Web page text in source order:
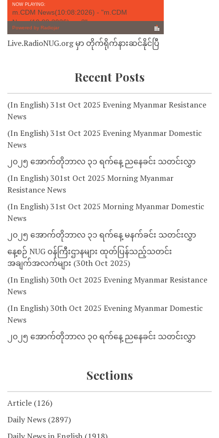
Live.RadioNUG.org မှာ တိုက်ရိုက်နားဆင်နိုင်ပြီ
Recent Posts
(In English) 31st Oct 2025 Evening Myanmar Resistance
News
(In English) 31st Oct 2025 Evening Myanmar Domestic
News
၂၀၂၅ အောက်တိုဘာလ ၃၁ ရက်နေ့ ညနေခင်း သတင်းလွှာ
(In English) 301st Oct 2025 Morning Myanmar
Resistance News
(In English) 31st Oct 2025 Morning Myanmar Domestic
News
၂၀၂၅ အောက်တိုဘာလ ၃၁ ရက်နေ့ မနက်ခင်း သတင်းလွှာ
နေ့စဉ် NUG ဝန်ကြီးဌာနများ ထုတ်ပြန်သည့်သတင်း
အချက်အလက်များ (30th Oct 2025)
(In English) 30th Oct 2025 Evening Myanmar Resistance
News
(In English) 30th Oct 2025 Evening Myanmar Domestic
News
၂၀၂၅ အောက်တိုဘာလ ၃၀ ရက်နေ့ ညနေခင်း သတင်းလွှာ
Sections
Article (126)
Daily News (2897)